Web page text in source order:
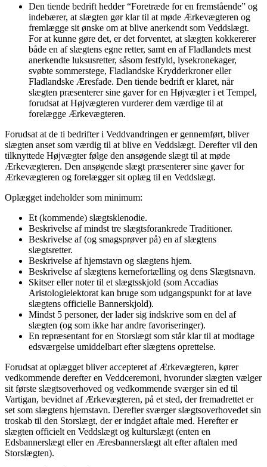
Den tiende bedrift hedder “Foretræde for en fremstående” og
indebærer, at slægten gør klar til at møde Ærkevægteren og
fremlægge sit ønske om at blive anerkendt som Veddslægt.
For at kunne gøre det, er det forventet, at slægten kokkererer
både en af slægtens egne retter, samt en af Fladlandets mest
anerkendte luksusretter, såsom festfyld, lysekronekager,
svøbte sommerstege, Fladlandske Krydderkroner eller
Fladlandske Æresfade. Den tiende bedrift er klaret, når
slægten præsenterer sine gaver for en Højvægter i et Tempel,
forudsat at Højvægteren vurderer dem værdige til at
forelægge Ærkevægteren.
Forudsat at de ti bedrifter i Veddvandringen er gennemført, bliver
slægten anset som værdig til at blive en Veddslægt. Derefter vil den
tilknyttede Højvægter følge den ansøgende slægt til at møde
Ærkevægteren. Den ansøgende slægt præsenterer sine gaver for
Ærkevægteren og forelægger sit oplæg til en Veddslægt.
Oplægget indeholder som minimum:
Et (kommende) slægtsklenodie.
Beskrivelse af mindst tre slægtsforankrede Traditioner.
Beskrivelse af (og smagsprøver på) en af slægtens
slægtsretter.
Beskrivelse af hjemstavn og slægtens hjem.
Beskrivelse af slægtens kernefortælling og dens Slægtsnavn.
Skitser eller noter til et slægtsskjold (som Accadias
Aristologielektorat kan bruge som udgangspunkt for at lave
slægtens officielle Bannerskjold).
Mindst 5 personer, der lader sig indskrive som en del af
slægten (og som ikke har andre favoriseringer).
En repræsentant for en Storslægt som står klar til at modtage
edsværgelse umiddelbart efter slægtens oprettelse.
Forudsat at oplægget bliver accepteret af Ærkevægteren, kører
vedkommende derefter en Veddceremoni, hvorunder slægten vælger
sit første slægtsoverhoved og vedkommende sværger sin ed til
Vartigan, bevidnet af Ærkevægteren, på et sted, der fremadrettet er
set som slægtens hjemstavn. Derefter sværger slægtsoverhovedet sin
troskab til den Storslægt, der er indgået aftale med. Herefter er
slægten officielt en Veddslægt og kulturslægt (enten en
Edsbannerslægt eller en Æresbannerslægt alt efter aftalen med
Storslægten).